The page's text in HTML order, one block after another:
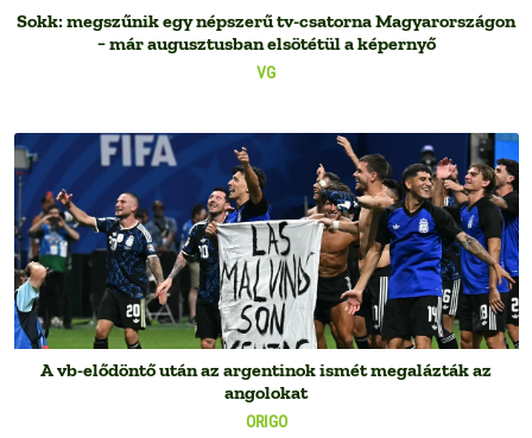
VG
Sokk: megszűnik egy népszerű tv-csatorna Magyarországon
− már augusztusban elsötétül a képernyő
ORIGO
A vb-elődöntő után az argentinok ismét megalázták az
angolokat